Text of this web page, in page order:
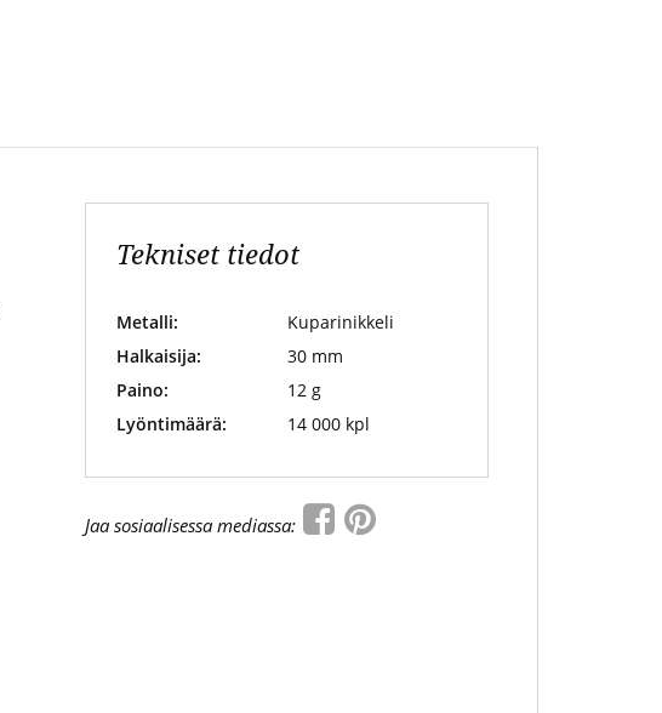
Tekniset tiedot
Metalli:
Kuparinikkeli
Halkaisija:
30 mm
Paino:
12 g
Lyöntimäärä:
14 000 kpl
Jaa sosiaalisessa mediassa: